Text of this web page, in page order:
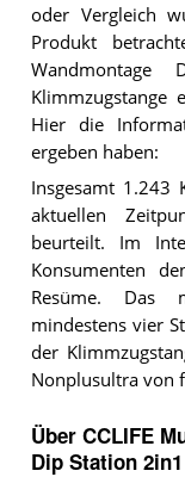
oder Vergleich
Produkt
Klimmzugstange
Hier die
ergeben haben:
Insgesamt 1.243
aktuellen
beurteilt. Im
Konsumenten
Resüme. Das
mindestens vier
der
Nonplusultra von
Über CCLIFE
Dip Station